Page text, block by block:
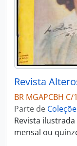
Revista
BR MGAPCBH
Parte de
Revista
mensal ou